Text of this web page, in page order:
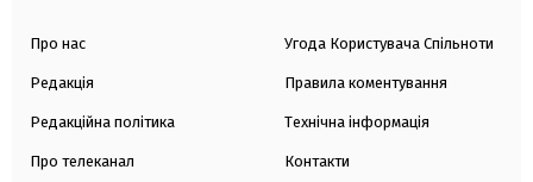
Про нас
Редакція
Редакційна політика
Про телеканал
Угода Користувача Спільноти
Правила коментування
Технічна інформація
Контакти